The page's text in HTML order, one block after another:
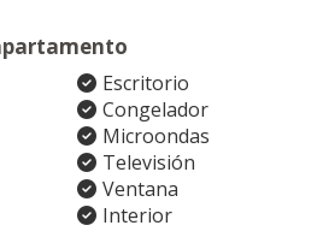
Escritorio
Congelador
Microondas
Televisión
Ventana
Interior